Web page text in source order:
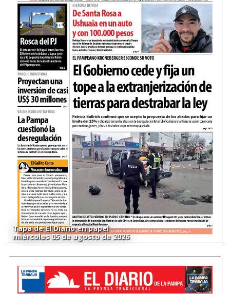
Tapa de El Diario en papel
miércoles 05 de agosto de 2026